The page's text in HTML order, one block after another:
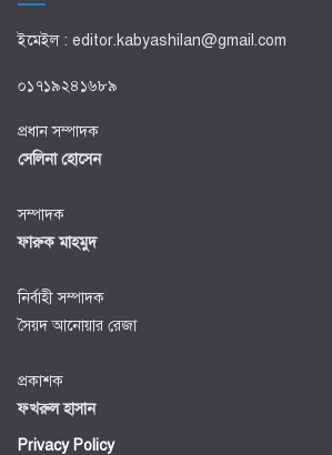
ইমেইল : editor.kabyashilan@gmail.com
০১৭১৯২৪১৬৮৯
প্রধান সম্পাদক
সেলিনা হোসেন
সম্পাদক
ফারুক মাহমুদ
নির্বাহী সম্পাদক
সৈয়দ আনোয়ার রেজা
প্রকাশক
ফখরুল হাসান
Privacy Policy